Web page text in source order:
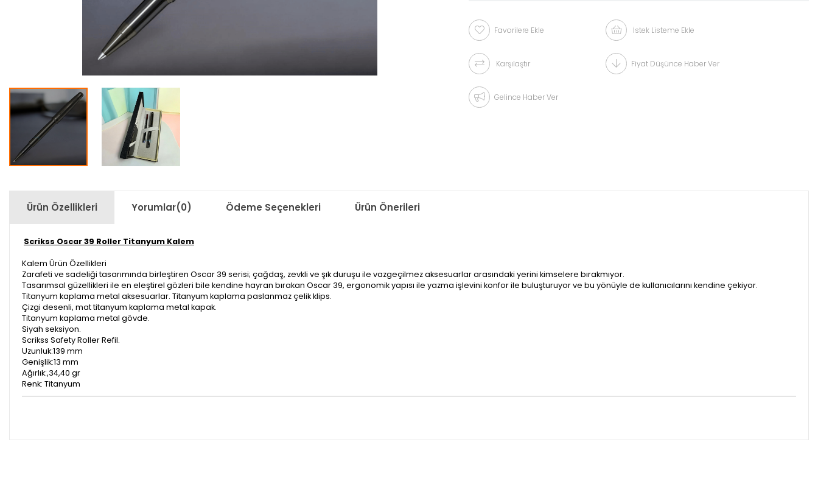
Favorilere Ekle İstek Listeme Ekle
Karşılaştır Fiyat Düşünce Haber Ver
Gelince Haber Ver
Ürün Özellikleri Yorumlar(0) Ödeme Seçenekleri Ürün Önerileri
Scrikss Oscar 39 Roller Titanyum Kalem
Kalem Ürün Özellikleri
Zarafeti ve sadeliği tasarımında birleştiren Oscar 39 serisi; çağdaş, zevkli ve şık duruşu ile vazgeçilmez aksesuarlar arasındaki yerini kimselere bırakmıyor.
Tasarımsal güzellikleri ile en eleştirel gözleri bile kendine hayran bırakan Oscar 39, ergonomik yapısı ile yazma işlevini konfor ile buluşturuyor ve bu yönüyle de kullanıcılarını kendine çekiyor.
Titanyum kaplama metal aksesuarlar. Titanyum kaplama paslanmaz çelik klips.
Çizgi desenli, mat titanyum kaplama metal kapak.
Titanyum kaplama metal gövde.
Siyah seksiyon.
Scrikss Safety Roller Refil.
Uzunluk:139 mm
Genişlik:13 mm
Ağırlık:,34,40 gr
Renk: Titanyum